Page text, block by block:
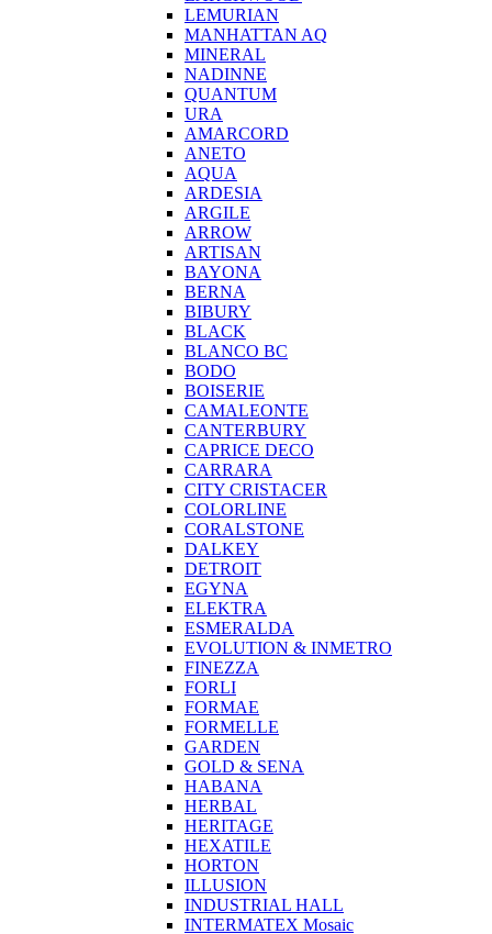
LEMURIAN
MANHATTAN AQ
MINERAL
NADINNE
QUANTUM
URA
AMARCORD
ANETO
AQUA
ARDESIA
ARGILE
ARROW
ARTISAN
BAYONA
BERNA
BIBURY
BLACK
BLANCO BC
BODO
BOISERIE
CAMALEONTE
CANTERBURY
CAPRICE DECO
CARRARA
CITY CRISTACER
COLORLINE
CORALSTONE
DALKEY
DETROIT
EGYNA
ELEKTRA
ESMERALDA
EVOLUTION & INMETRO
FINEZZA
FORLI
FORMAE
FORMELLE
GARDEN
GOLD & SENA
HABANA
HERBAL
HERITAGE
HEXATILE
HORTON
ILLUSION
INDUSTRIAL HALL
INTERMATEX Mosaic